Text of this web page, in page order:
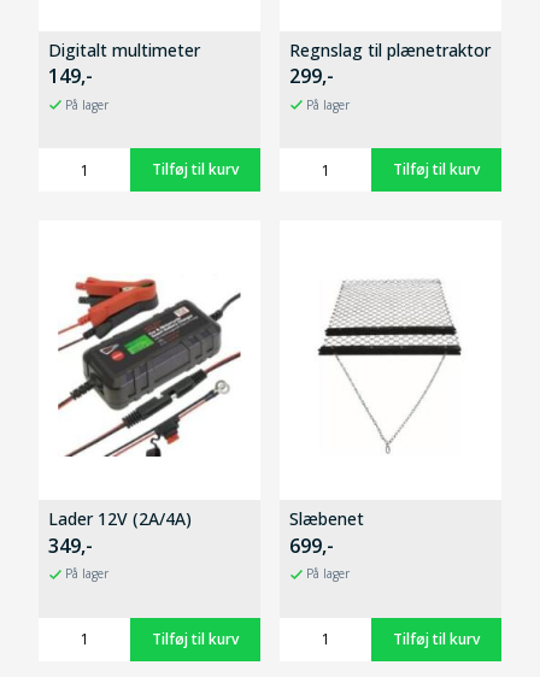
Digitalt multimeter
149,-
På lager
Regnslag til plænetraktor
299,-
På lager
Lader 12V (2A/4A)
349,-
På lager
Slæbenet
699,-
På lager